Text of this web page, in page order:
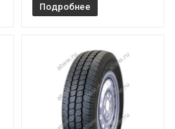
Подробнее